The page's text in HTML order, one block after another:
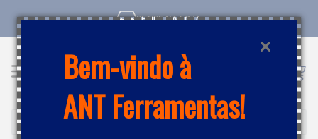
Bem-vindo à
ANT Ferramentas!
RETIRE NA LOJA
Buscar